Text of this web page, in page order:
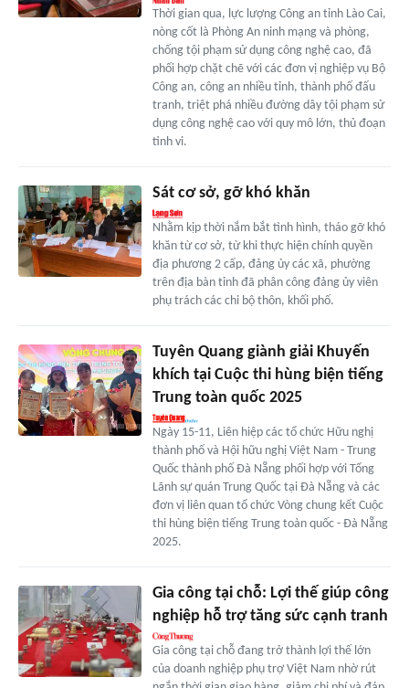
Thời gian qua, lực lượng Công an tỉnh Lào Cai,
nòng cốt là Phòng An ninh mạng và phòng,
chống tội phạm sử dụng công nghệ cao, đã
phối hợp chặt chẽ với các đơn vị nghiệp vụ Bộ
Công an, công an nhiều tỉnh, thành phố đấu
tranh, triệt phá nhiều đường dây tội phạm sử
dụng công nghệ cao với quy mô lớn, thủ đoạn
tinh vi.
Sát cơ sở, gỡ khó khăn
Nhằm kịp thời nắm bắt tình hình, tháo gỡ khó
khăn từ cơ sở, từ khi thực hiện chính quyền
địa phương 2 cấp, đảng ủy các xã, phường
trên địa bàn tỉnh đã phân công đảng ủy viên
phụ trách các chi bộ thôn, khối phố.
Tuyên Quang giành giải Khuyến
khích tại Cuộc thi hùng biện tiếng
Trung toàn quốc 2025
Ngày 15-11, Liên hiệp các tổ chức Hữu nghị
thành phố và Hội hữu nghị Việt Nam - Trung
Quốc thành phố Đà Nẵng phối hợp với Tổng
Lãnh sự quán Trung Quốc tại Đà Nẵng và các
đơn vị liên quan tổ chức Vòng chung kết Cuộc
thi hùng biện tiếng Trung toàn quốc - Đà Nẵng
2025.
Gia công tại chỗ: Lợi thế giúp công
nghiệp hỗ trợ tăng sức cạnh tranh
Gia công tại chỗ đang trở thành lợi thế lớn
của doanh nghiệp phụ trợ Việt Nam nhờ rút